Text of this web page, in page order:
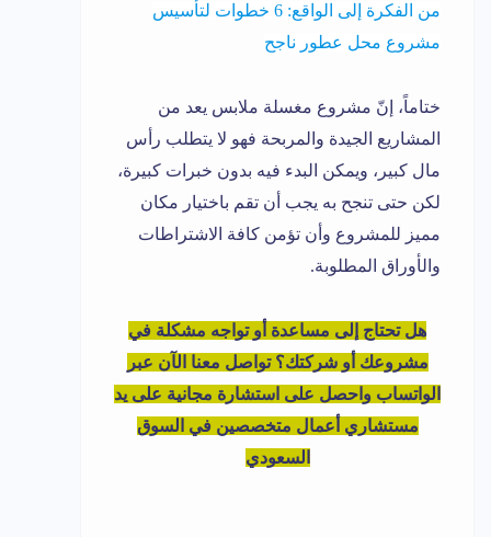
من الفكرة إلى الواقع: 6 خطوات لتأسيس
مشروع محل عطور ناجح
ختاماً، إنّ مشروع مغسلة ملابس يعد من
المشاريع الجيدة والمربحة فهو لا يتطلب رأس
مال كبير، ويمكن البدء فيه بدون خبرات كبيرة،
لكن حتى تنجح به يجب أن تقم باختيار مكان
مميز للمشروع وأن تؤمن كافة الاشتراطات
والأوراق المطلوبة.
هل تحتاج إلى مساعدة أو تواجه مشكلة في
مشروعك أو شركتك؟ تواصل معنا الآن عبر
الواتساب واحصل على استشارة مجانية على يد
مستشاري أعمال متخصصين في السوق
السعودي